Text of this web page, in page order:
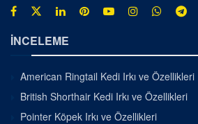
İNCELEME
American Ringtail Kedi Irkı ve Özellikleri
British Shorthair Kedi Irkı ve Özellikleri
Pointer Köpek Irkı ve Özellikleri